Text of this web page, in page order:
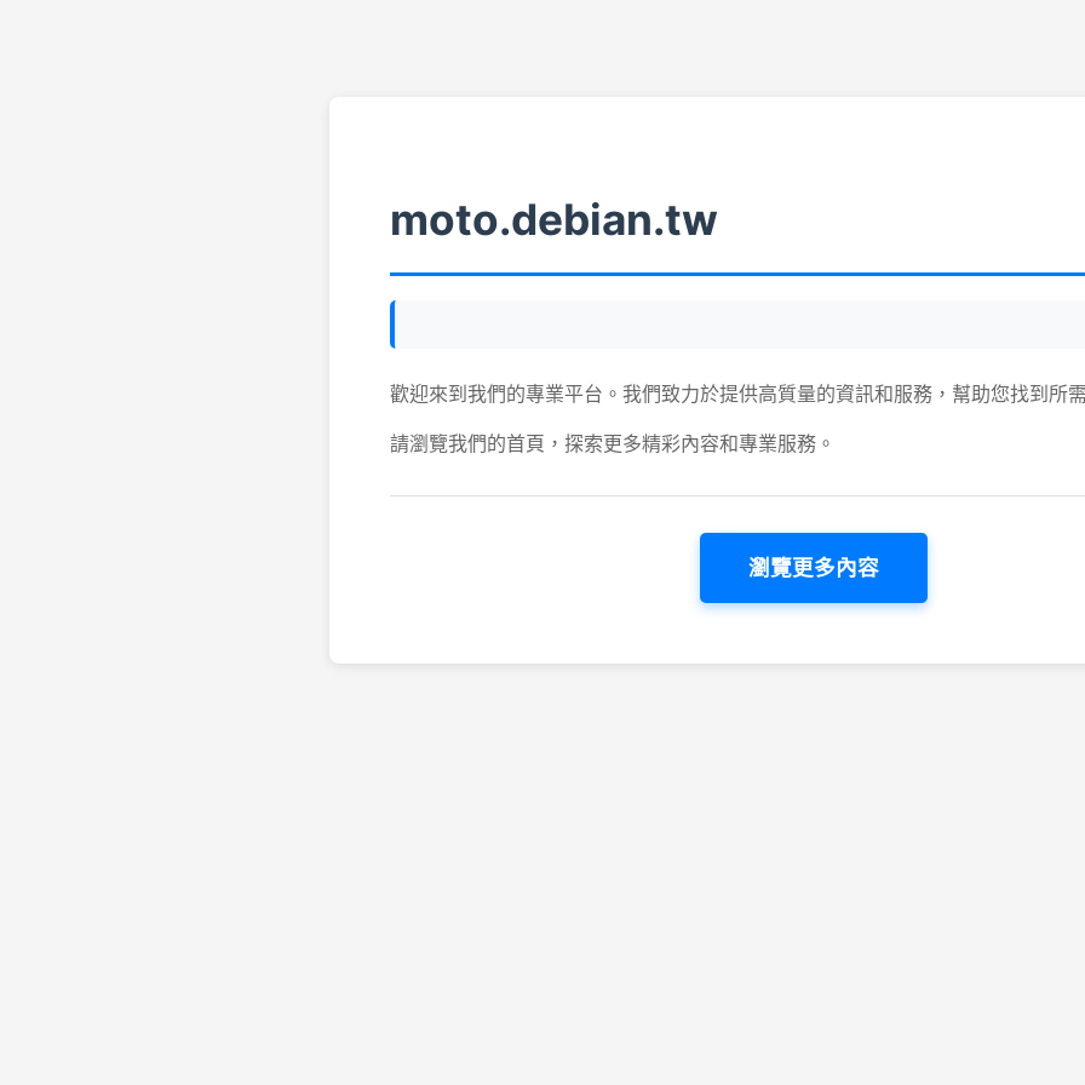
moto.debian.tw
歡迎來到我們的專業平台。我們致力於提供高質量的資訊和服務，幫助您找到所
請瀏覽我們的首頁，探索更多精彩內容和專業服務。
瀏覽更多內容